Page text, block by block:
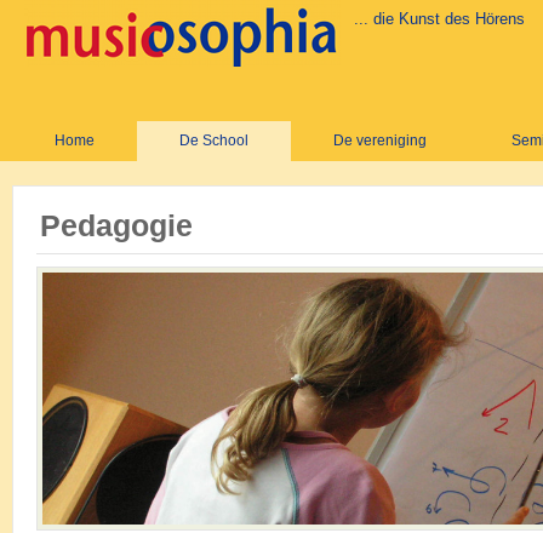
... die Kunst des Hörens
Home De School De vereniging
Pedagogie